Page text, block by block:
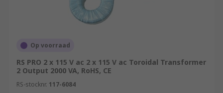
Op voorraad
RS PRO 2 x 115 V ac 2 x 115 V ac Toroidal Transformer
2 Output 2000 VA, RoHS, CE
RS-stocknr. 117-6084